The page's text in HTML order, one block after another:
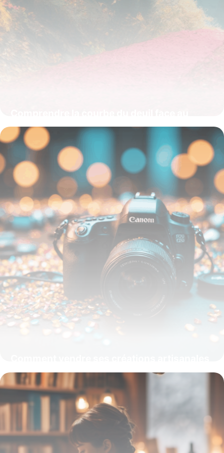
changement : un levier pour mieux
traverser les transformations
16 juin 2026
en 2024 : stratégies et tendances
15 juin 2026